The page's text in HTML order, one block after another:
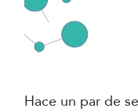
Hace un par de